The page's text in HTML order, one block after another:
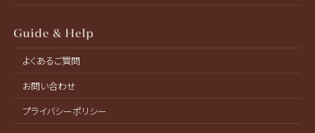
よくあるご質問
お問い合わせ
プライバシーポリシー